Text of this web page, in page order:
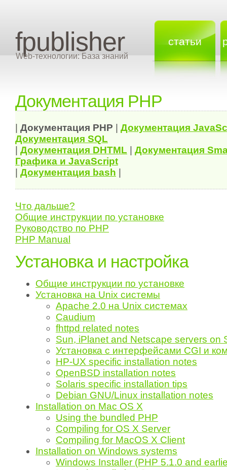
fpublisher
Web-технологии: База знаний
статьи
Документация PHP
Документация PHP Документация
Документация SQL
Документация DHTML
Документация
Графика и JavaScript
Документация bash
Что дальше?
Общие инструкции по установке
Руководство по PHP
PHP Manual
Установка и настройка
Общие инструкции по установке
Установка на Unix системы
Apache 2.0 на Unix системах
Caudium
fhttpd related notes
Sun, iPlanet and Netscape servers on
Установка с интерфейсами CGI и
HP-UX specific installation notes
OpenBSD installation notes
Solaris specific installation tips
Debian GNU/Linux installation notes
Installation on Mac OS X
Using the bundled PHP
Compiling for OS X Server
Compiling for MacOS X Client
Installation on Windows systems
Windows Installer (PHP 5.1.0 and